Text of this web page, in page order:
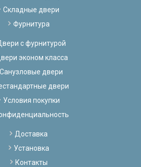
Складные двери
Фурнитура
с фурнитурой
эконом класса
Санузловые двери
двери
Условия покупки
Доставка
Установка
Контакты